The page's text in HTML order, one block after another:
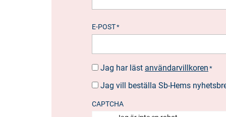
E-POST*
SUOSTUMUS *
Jag har läst användarvillkoren *
BESTÄLLA
Jag vill beställa Sb-Hems
CAPTCHA